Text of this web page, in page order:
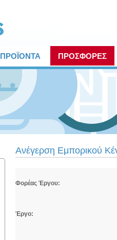
ΠΡΟΪΟΝΤΑ ΠΡΟΣΦΟΡΕΣ
Ανέγερση Εμπορικού
Φορέας Έργου:
Έργο: